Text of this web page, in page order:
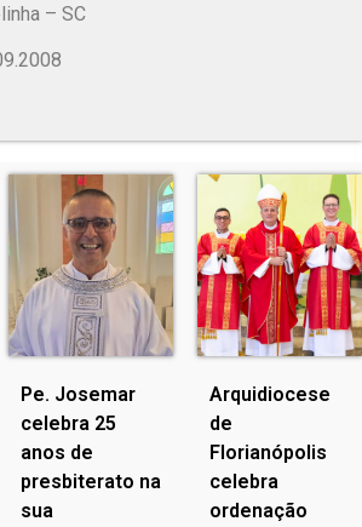
– SC
Pe. Josemar
celebra 25
anos de
presbiterato na
sua
Arquidiocese
de
Florianópolis
celebra
ordenação